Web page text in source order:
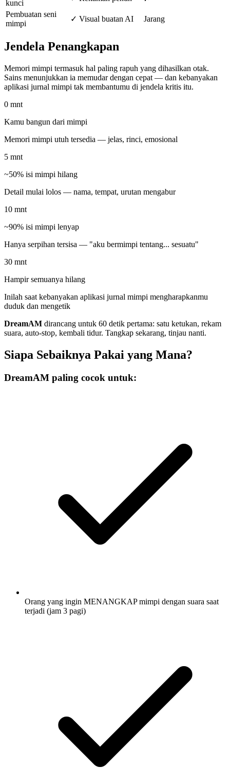
kunci
Pembuatan seni
mimpi
✓ Visual buatan AI Jarang
Jendela Penangkapan
Memori mimpi termasuk hal paling rapuh yang dihasilkan otak.
Sains menunjukkan ia memudar dengan cepat — dan kebanyakan
aplikasi jurnal mimpi tak membantumu di jendela kritis itu.
0 mnt
Kamu bangun dari mimpi
Memori mimpi utuh tersedia — jelas, rinci, emosional
5 mnt
~50% isi mimpi hilang
Detail mulai lolos — nama, tempat, urutan mengabur
10 mnt
~90% isi mimpi lenyap
Hanya serpihan tersisa — "aku bermimpi tentang... sesuatu"
30 mnt
Hampir semuanya hilang
Inilah saat kebanyakan aplikasi jurnal mimpi mengharapkanmu
duduk dan mengetik
DreamAM dirancang untuk 60 detik pertama: satu ketukan, rekam
suara, auto-stop, kembali tidur. Tangkap sekarang, tinjau nanti.
Siapa Sebaiknya Pakai yang Mana?
DreamAM paling cocok untuk:
Orang yang ingin MENANGKAP mimpi dengan suara saat
terjadi (jam 3 pagi)